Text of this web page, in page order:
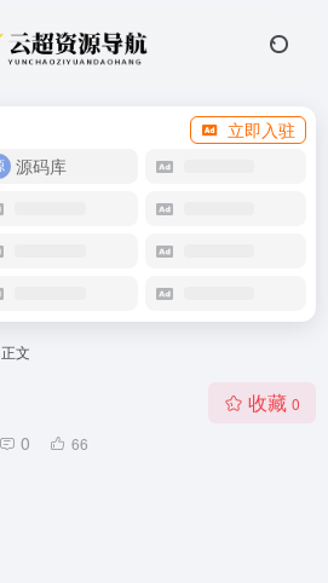
立即入驻
源码库
正文
0 66
收藏 0